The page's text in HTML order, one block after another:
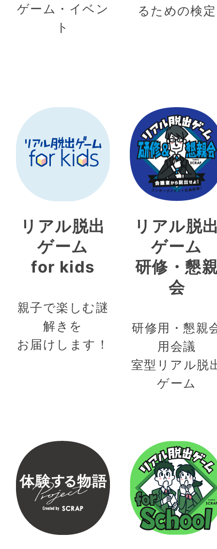
ゲーム・イベン
ト
るための検定
リアル脱出
ゲーム
for kids
親子で楽しむ謎
解きを
お届けします！
リアル脱
ゲーム
研修・懇
会
研修用・懇親
用会議
室型リアル脱
ゲーム